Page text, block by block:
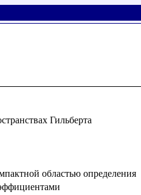
Гильберта
областью определения